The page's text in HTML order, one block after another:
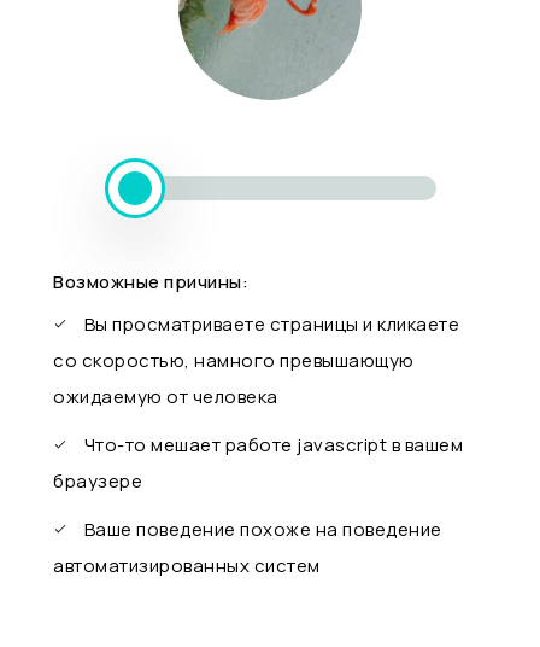
Возможные причины:
Вы просматриваете страницы и кликаете
со скоростью, намного превышающую
ожидаемую от человека
Что-то мешает работе javascript в вашем
браузере
Ваше поведение похоже на поведение
автоматизированных систем